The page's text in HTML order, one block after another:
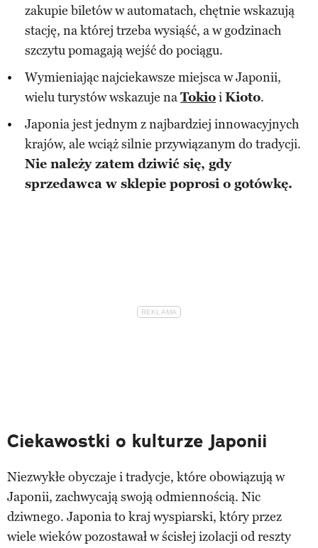
zakupie biletów w automatach, chętnie wskazują
stację, na której trzeba wysiąść, a w godzinach
szczytu pomagają wejść do pociągu.
Wymieniając najciekawsze miejsca w Japonii,
wielu turystów wskazuje naTokioiKioto.
Japonia jest jednym z najbardziej innowacyjnych
krajów, ale wciąż silnie przywiązanym do tradycji.
Nie należy zatem dziwić się, gdy
sprzedawca w sklepie poprosi o gotówkę.
Ciekawostki o kulturze Japonii
Niezwykłe obyczaje i tradycje, które obowiązują w
Japonii, zachwycają swoją odmiennością. Nic
dziwnego. Japonia to kraj wyspiarski, który przez
wiele wieków pozostawał w ścisłej izolacji od reszty